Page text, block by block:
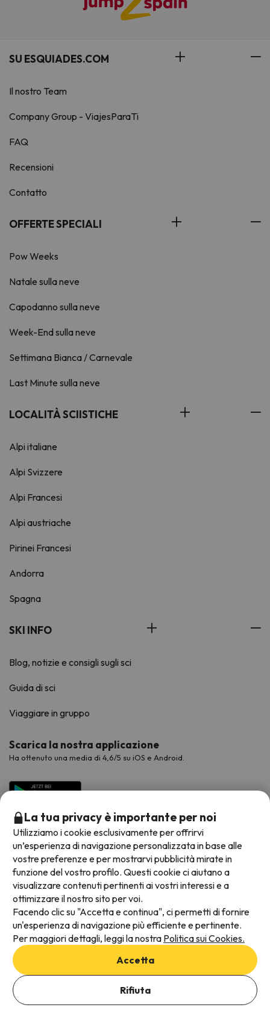
Aggiungi date per verificare la disponibilità
Seleziona Date di prenotazione
SU ESQUIADES.COM
Il nostro Team
Company Group - ViajesParaTi
FAQ
Recensioni
Contatto
OFFERTE SPECIALI
Pow Weeks
Natale sulla neve
Capodanno sulla neve
Week-End sulla neve
Settimana Bianca / Carnevale
Last Minute sulla neve
LOCALITÀ SCIISTICHE
Alpi italiane
Alpi Svizzere
Alpi Francesi
Alpi austriache
Pirinei Francesi
Andorra
Spagna
SKI INFO
Blog, notizie e consigli sugli sci
Guida di sci
Viaggiare in gruppo
Scarica la nostra applicazione
Ha ottenuto una media di 4,6/5 su iOS e Android.
Metodi di pagamento disponibili
Termini e condizioni generali
Protezione dei dati
Informativa sui cookie
La tua privacy è importante per noi
Utilizziamo i cookie esclusivamente per offrirvi
un’esperienza di navigazione personalizzata in base alle
vostre preferenze e per mostrarvi pubblicità mirate in
funzione del vostro profilo. Questi cookie ci aiutano a
visualizzare contenuti pertinenti ai vostri interessi e a
ottimizzare il nostro sito per voi.
Facendo clic su "Accetta e continua", ci permetti di fornire
un'esperienza di navigazione più efficiente e pertinente.
Per maggiori dettagli, leggi la nostra Politica sui Cookies.
Accetta
Rifiuta